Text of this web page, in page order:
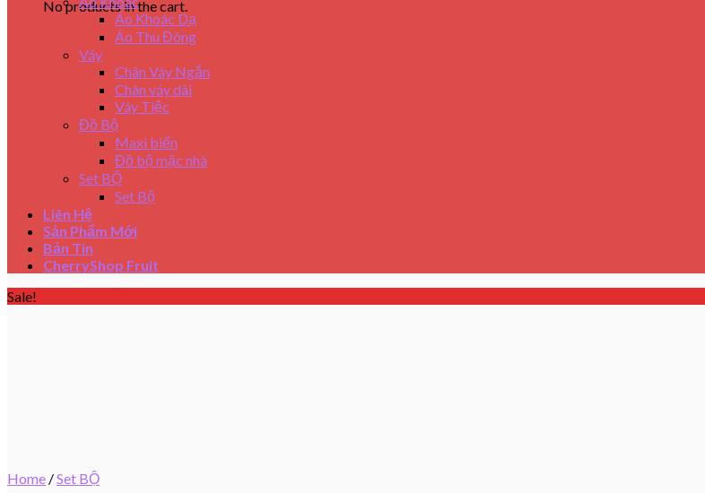
No products in the cart.
Áo Khoác Dạ
Áo Thu Đông
Váy
Chân Váy Ngắn
Chân váy dài
Váy Tiệc
Đồ Bộ
Maxi biển
Đồ bộ mặc nhà
Set BỘ
Set Bộ
Liên Hệ
Sản Phẩm Mới
Bản Tin
CherryShop Fruit
Sale!
Home /Set BỘ